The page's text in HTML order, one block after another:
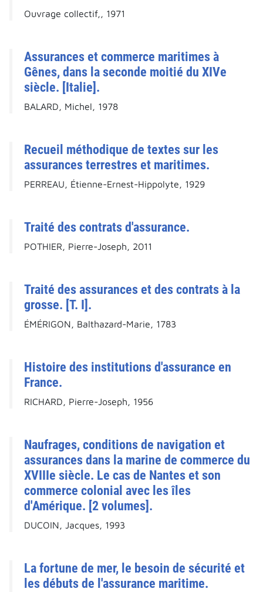
Ouvrage collectif,, 1971
Assurances et commerce maritimes à
Gênes, dans la seconde moitié du XIVe
siècle. [Italie].
BALARD, Michel, 1978
Recueil méthodique de textes sur les
assurances terrestres et maritimes.
PERREAU, Étienne-Ernest-Hippolyte, 1929
Traité des contrats d'assurance.
POTHIER, Pierre-Joseph, 2011
Traité des assurances et des contrats à la
grosse. [T. I].
ÉMÉRIGON, Balthazard-Marie, 1783
Histoire des institutions d'assurance en
France.
RICHARD, Pierre-Joseph, 1956
Naufrages, conditions de navigation et
assurances dans la marine de commerce du
XVIIIe siècle. Le cas de Nantes et son
commerce colonial avec les îles
d'Amérique. [2 volumes].
DUCOIN, Jacques, 1993
La fortune de mer, le besoin de sécurité et
les débuts de l'assurance maritime.